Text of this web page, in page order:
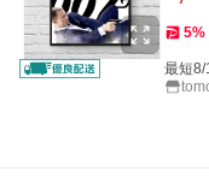
5%
最短8/